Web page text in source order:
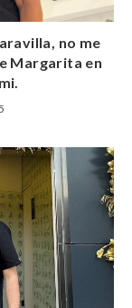
no me
Margarita en